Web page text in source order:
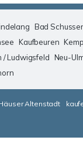
Bad
Kaufbeuren
/ Ludwigsfeld Neu-
Altenstadt